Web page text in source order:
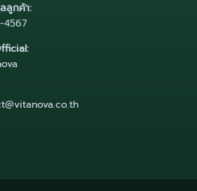
ลูกค้า:
4567